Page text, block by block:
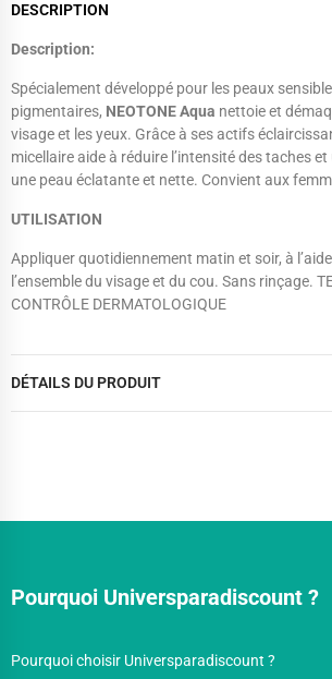
DESCRIPTION
Description:
Spécialement développé pour les peaux
pigmentaires, NEOTONE Aqua nettoie et
visage et les yeux. Grâce à ses actifs
micellaire aide à réduire l’intensité des taches
une peau éclatante et nette. Convient aux
UTILISATION
Appliquer quotidiennement matin et soir, à
l’ensemble du visage et du cou. Sans rinçage.
CONTRÔLE DERMATOLOGIQUE
DÉTAILS DU PRODUIT
Pourquoi Universparadiscount ?
Pourquoi choisir Universparadiscount ?